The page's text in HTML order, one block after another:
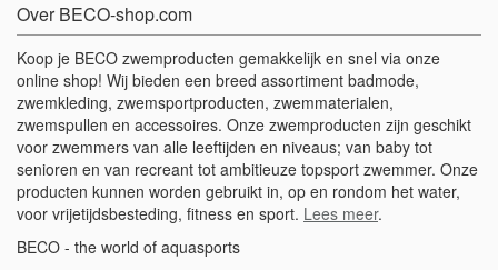
Over BECO-shop.com
Koop je BECO zwemproducten gemakkelijk en snel via onze
online shop! Wij bieden een breed assortiment badmode,
zwemkleding, zwemsportproducten, zwemmaterialen,
zwemspullen en accessoires. Onze zwemproducten zijn geschikt
voor zwemmers van alle leeftijden en niveaus; van baby tot
senioren en van recreant tot ambitieuze topsport zwemmer. Onze
producten kunnen worden gebruikt in, op en rondom het water,
voor vrijetijdsbesteding, fitness en sport. Lees meer.
BECO - the world of aquasports